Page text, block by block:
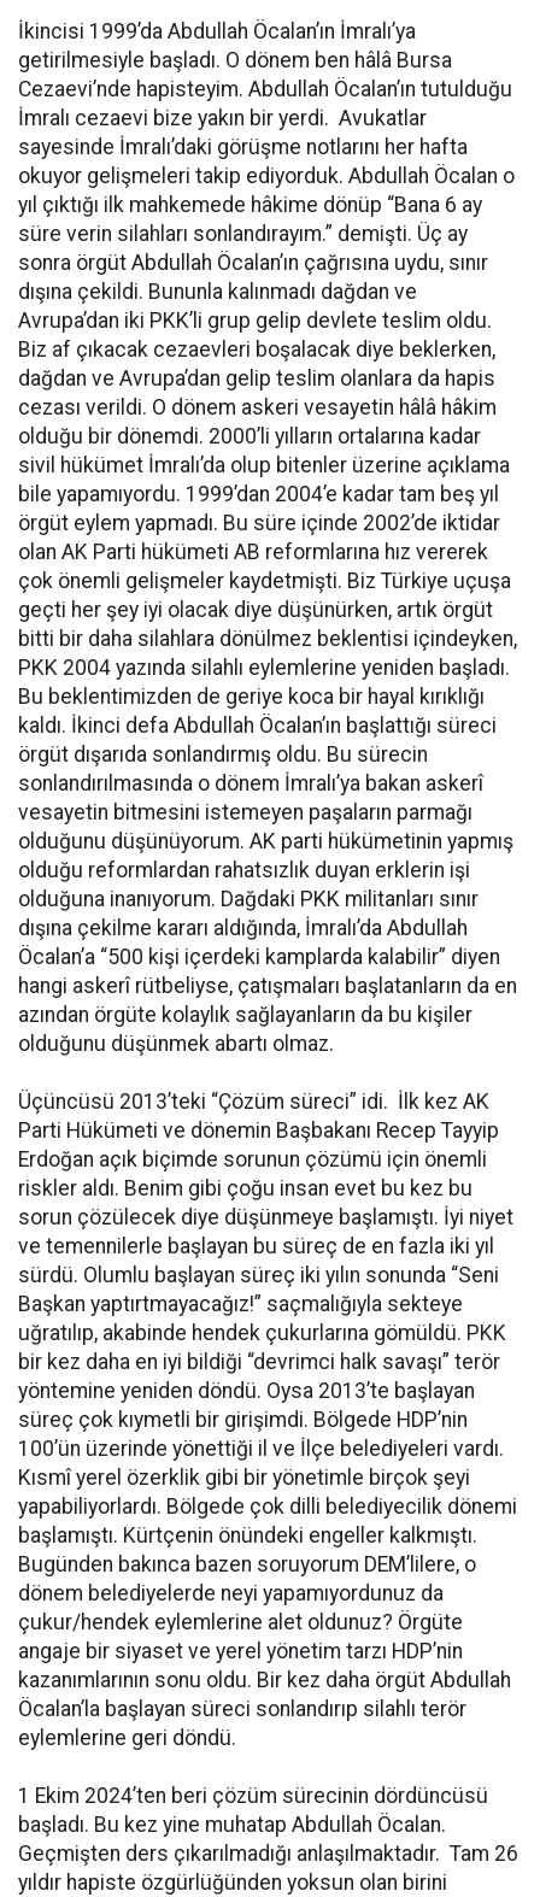
İkincisi 1999’da Abdullah Öcalan’ın İmralı’ya
getirilmesiyle başladı. O dönem ben hâlâ Bursa
Cezaevi’nde hapisteyim. Abdullah Öcalan’ın tutulduğu
İmralı cezaevi bize yakın bir yerdi. Avukatlar
sayesinde İmralı’daki görüşme notlarını her hafta
okuyor gelişmeleri takip ediyorduk. Abdullah Öcalan o
yıl çıktığı ilk mahkemede hâkime dönüp “Bana 6 ay
süre verin silahları sonlandırayım.” demişti. Üç ay
sonra örgüt Abdullah Öcalan’ın çağrısına uydu, sınır
dışına çekildi. Bununla kalınmadı dağdan ve
Avrupa’dan iki PKK’li grup gelip devlete teslim oldu.
Biz af çıkacak cezaevleri boşalacak diye beklerken,
dağdan ve Avrupa’dan gelip teslim olanlara da hapis
cezası verildi. O dönem askeri vesayetin hâlâ hâkim
olduğu bir dönemdi. 2000’li yılların ortalarına kadar
sivil hükümet İmralı’da olup bitenler üzerine açıklama
bile yapamıyordu. 1999’dan 2004’e kadar tam beş yıl
örgüt eylem yapmadı. Bu süre içinde 2002’de iktidar
olan AK Parti hükümeti AB reformlarına hız vererek
çok önemli gelişmeler kaydetmişti. Biz Türkiye uçuşa
geçti her şey iyi olacak diye düşünürken, artık örgüt
bitti bir daha silahlara dönülmez beklentisi içindeyken,
PKK 2004 yazında silahlı eylemlerine yeniden başladı.
Bu beklentimizden de geriye koca bir hayal kırıklığı
kaldı. İkinci defa Abdullah Öcalan’ın başlattığı süreci
örgüt dışarıda sonlandırmış oldu. Bu sürecin
sonlandırılmasında o dönem İmralı’ya bakan askerî
vesayetin bitmesini istemeyen paşaların parmağı
olduğunu düşünüyorum. AK parti hükümetinin yapmış
olduğu reformlardan rahatsızlık duyan erklerin işi
olduğuna inanıyorum. Dağdaki PKK militanları sınır
dışına çekilme kararı aldığında, İmralı’da Abdullah
Öcalan’a “500 kişi içerdeki kamplarda kalabilir” diyen
hangi askerî rütbeliyse, çatışmaları başlatanların da en
azından örgüte kolaylık sağlayanların da bu kişiler
olduğunu düşünmek abartı olmaz.
Üçüncüsü 2013’teki “Çözüm süreci” idi. İlk kez AK
Parti Hükümeti ve dönemin Başbakanı Recep Tayyip
Erdoğan açık biçimde sorunun çözümü için önemli
riskler aldı. Benim gibi çoğu insan evet bu kez bu
sorun çözülecek diye düşünmeye başlamıştı. İyi niyet
ve temennilerle başlayan bu süreç de en fazla iki yıl
sürdü. Olumlu başlayan süreç iki yılın sonunda “Seni
Başkan yaptırtmayacağız!” saçmalığıyla sekteye
uğratılıp, akabinde hendek çukurlarına gömüldü. PKK
bir kez daha en iyi bildiği “devrimci halk savaşı” terör
yöntemine yeniden döndü. Oysa 2013’te başlayan
süreç çok kıymetli bir girişimdi. Bölgede HDP’nin
100’ün üzerinde yönettiği il ve İlçe belediyeleri vardı.
Kısmî yerel özerklik gibi bir yönetimle birçok şeyi
yapabiliyorlardı. Bölgede çok dilli belediyecilik dönemi
başlamıştı. Kürtçenin önündeki engeller kalkmıştı.
Bugünden bakınca bazen soruyorum DEM’lilere, o
dönem belediyelerde neyi yapamıyordunuz da
çukur/hendek eylemlerine alet oldunuz? Örgüte
angaje bir siyaset ve yerel yönetim tarzı HDP’nin
kazanımlarının sonu oldu. Bir kez daha örgüt Abdullah
Öcalan’la başlayan süreci sonlandırıp silahlı terör
eylemlerine geri döndü.
1 Ekim 2024’ten beri çözüm sürecinin dördüncüsü
başladı. Bu kez yine muhatap Abdullah Öcalan.
Geçmişten ders çıkarılmadığı anlaşılmaktadır. Tam 26
yıldır hapiste özgürlüğünden yoksun olan birini